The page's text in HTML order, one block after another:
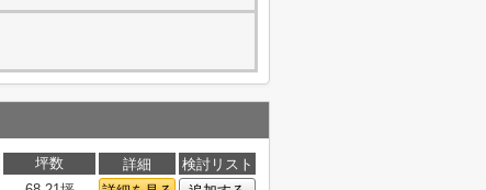
坪数 詳細
検討リスト